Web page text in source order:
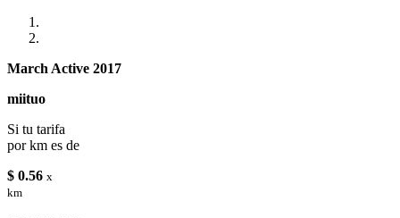
March Active 2017
miituo
Si tu tarifa
por km es de
$ 0.56 x
km